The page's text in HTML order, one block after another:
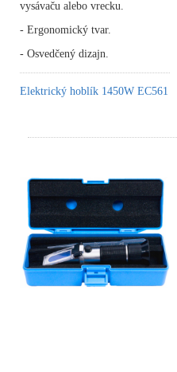
vysávaču alebo vrecku.
- Ergonomický tvar.
- Osvedčený dizajn.
Elektrický hoblík 1450W EC561